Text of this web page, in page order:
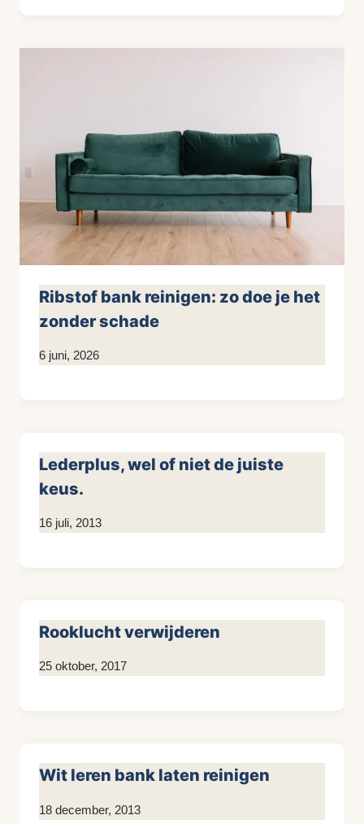
Ribstof bank reinigen: zo doe je het
zonder schade
Door
6 juni, 2026
Lederplus, wel of niet de juiste
keus.
Door
16 juli, 2013
Rooklucht verwijderen
Door
25 oktober, 2017
Wit leren bank laten reinigen
Door
18 december, 2013